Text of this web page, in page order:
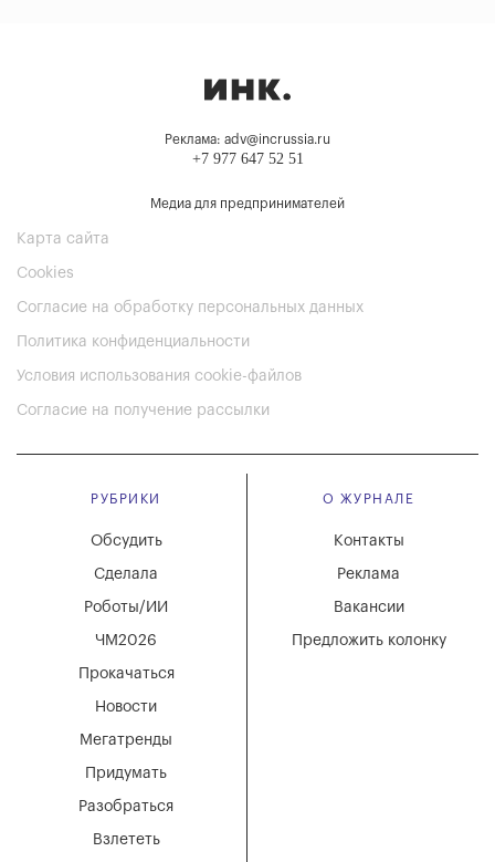
Реклама: adv@incrussia.ru
+7 977 647 52 51
Медиа для предпринимателей
Карта сайта
Cookies
Согласие на обработку персональных данных
Политика конфиденциальности
Условия использования cookie-файлов
Согласие на получение рассылки
РУБРИКИ
Мегатренды
Придумать
Разобраться
Взлететь
Новости
Обсудить
Сделала
Роботы/ИИ
ЧМ2026
Прокачаться
О ЖУРНАЛЕ
Вакансии
Реклама
Контакты
Предложить колонку